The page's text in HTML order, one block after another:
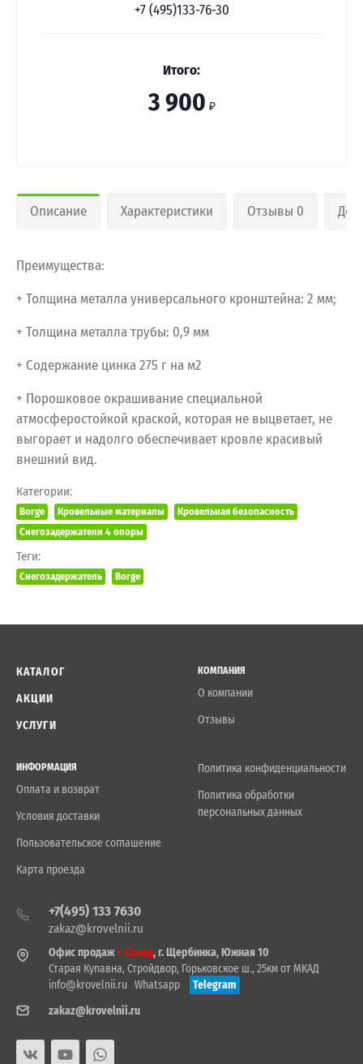
+7 (495)133-76-30
Итого:
3 900 ₽
Описание Характеристики Отзывы 0
Преимущества:
+ Толщина металла универсального кронштейна: 2 мм;
+ Толщина металла трубы: 0,9 мм
+ Содержание цинка 275 г на м2
+ Порошковое окрашивание специальной
атмосферостойкой краской, которая не выцветает, не
выгорает и надолго обеспечивает кровле красивый
внешний вид.
Категории:
Borge Кровельные материалы
Кровельная безопасность
Снегозадержатели 4 опоры
Теги:
Снегозадержатель Borge
КАТАЛОГ
АКЦИИ
УСЛУГИ
КОМПАНИЯ
О компании
Отзывы
ИНФОРМАЦИЯ
Оплата и возврат
Условия доставки
Пользовательское соглашение
Карта проезда
Политика конфиденциальности
Политика обработки
персональных данных
+7(495) 133 7630
zakaz@krovelnii.ru
Офис продаж+ Склад, г. Щербинка, Южная 10
Старая Купавна, Стройдвор, Горьковское ш., 25км от МКАД
info@krovelnii.ru Whatsapp
Telegram
zakaz@krovelnii.ru